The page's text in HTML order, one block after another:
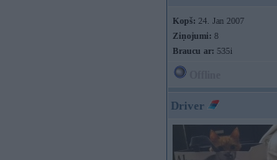
Kopš: 24. Jan 2007
Ziņojumi: 8
Braucu ar: 535i
Driver